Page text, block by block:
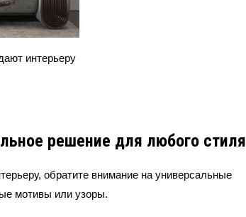
интерьеру
решение для любого стиля
обратите внимание на универсальные
мотивы или узоры.